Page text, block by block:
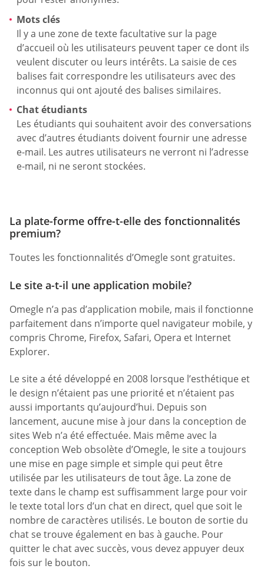
Mots clés
Il y a une zone de texte facultative sur la page
d’accueil où les utilisateurs peuvent taper ce dont ils
veulent discuter ou leurs intérêts. La saisie de ces
balises fait correspondre les utilisateurs avec des
inconnus qui ont ajouté des balises similaires.
Chat étudiants
Les étudiants qui souhaitent avoir des conversations
avec d’autres étudiants doivent fournir une adresse
e-mail. Les autres utilisateurs ne verront ni l’adresse
e-mail, ni ne seront stockées.
La plate-forme offre-t-elle des fonctionnalités
premium?
Toutes les fonctionnalités d’Omegle sont gratuites.
Le site a-t-il une application mobile?
Omegle n’a pas d’application mobile, mais il fonctionne
parfaitement dans n’importe quel navigateur mobile, y
compris Chrome, Firefox, Safari, Opera et Internet
Explorer.
Le site a été développé en 2008 lorsque l’esthétique et
le design n’étaient pas une priorité et n’étaient pas
aussi importants qu’aujourd’hui. Depuis son
lancement, aucune mise à jour dans la conception de
sites Web n’a été effectuée. Mais même avec la
conception Web obsolète d’Omegle, le site a toujours
une mise en page simple et simple qui peut être
utilisée par les utilisateurs de tout âge. La zone de
texte dans le champ est suffisamment large pour voir
le texte total lors d’un chat en direct, quel que soit le
nombre de caractères utilisés. Le bouton de sortie du
chat se trouve également en bas à gauche. Pour
quitter le chat avec succès, vous devez appuyer deux
fois sur le bouton.